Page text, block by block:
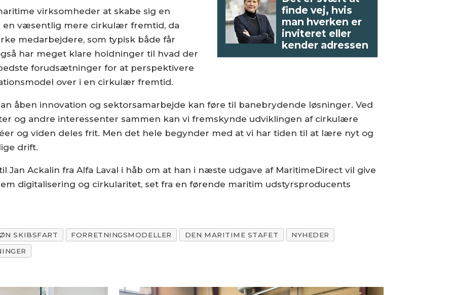
finde vej, hvis
man hverken er
inviteret eller
kender adressen
virksomheder at skabe sig en
en væsentlig mere cirkulær fremtid, da
medarbejdere, som typisk både får
har meget klare holdninger til hvad der
forudsætninger for at perspektivere
over i en cirkulær fremtid.
åben innovation og sektorsamarbejde kan føre til banebrydende løsninger. Ved
og andre interessenter sammen kan vi fremskynde udviklingen af cirkulære
og viden deles frit. Men det hele begynder med at vi har tiden til at lære nyt og
drift.
Jan Ackalin fra Alfa Laval i håb om at han i næste udgave af MaritimeDirect vil give
digitalisering og cirkularitet, set fra en førende maritim udstyrsproducents
SKIBSFART FORRETNINGSMODELLER DEN MARITIME STAFET
NYHEDER